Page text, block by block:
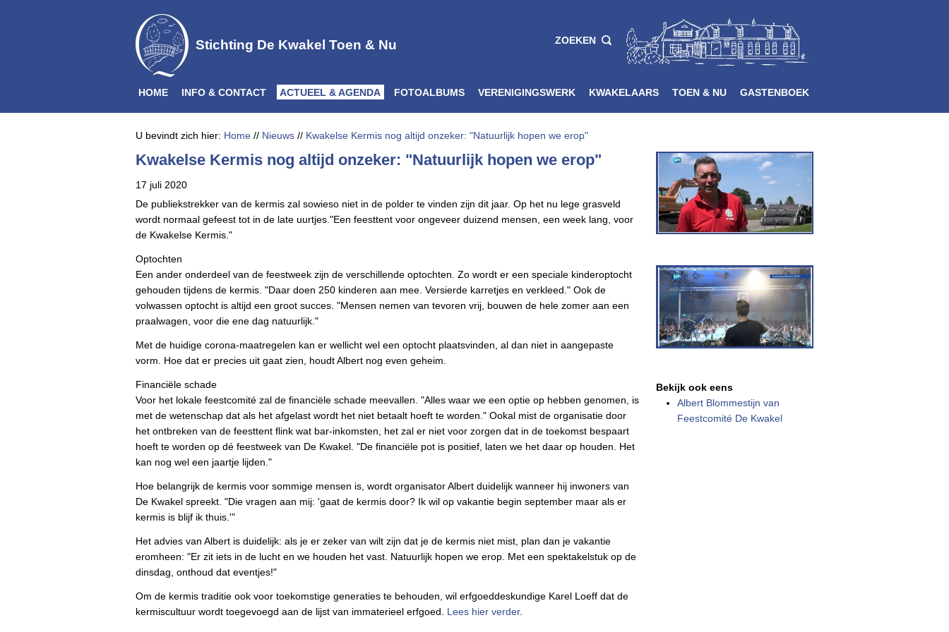
Stichting De Kwakel Toen & Nu ZOEKEN
HOME INFO & CONTACT ACTUEEL & AGENDA FOTOALBUMS VERENIGINGSWERK KWAKELAARS TOEN & NU GASTENBOEK
U bevindt zich hier: Home // Nieuws // Kwakelse Kermis nog altijd onzeker: "Natuurlijk hopen we erop"
Kwakelse Kermis nog altijd onzeker: "Natuurlijk hopen we erop"
17 juli 2020
De publiekstrekker van de kermis zal sowieso niet in de polder te vinden zijn dit jaar. Op het nu lege grasveld
wordt normaal gefeest tot in de late uurtjes."Een feesttent voor ongeveer duizend mensen, een week lang, voor
de Kwakelse Kermis."
Optochten
Een ander onderdeel van de feestweek zijn de verschillende optochten. Zo wordt er een speciale kinderoptocht
gehouden tijdens de kermis. "Daar doen 250 kinderen aan mee. Versierde karretjes en verkleed." Ook de
volwassen optocht is altijd een groot succes. "Mensen nemen van tevoren vrij, bouwen de hele zomer aan een
praalwagen, voor die ene dag natuurlijk."
Met de huidige corona-maatregelen kan er wellicht wel een optocht plaatsvinden, al dan niet in aangepaste
vorm. Hoe dat er precies uit gaat zien, houdt Albert nog even geheim.
Financiële schade
Voor het lokale feestcomité zal de financiële schade meevallen. "Alles waar we een optie op hebben genomen, is
met de wetenschap dat als het afgelast wordt het niet betaalt hoeft te worden." Ookal mist de organisatie door
het ontbreken van de feesttent flink wat bar-inkomsten, het zal er niet voor zorgen dat in de toekomst bespaart
hoeft te worden op dé feestweek van De Kwakel. "De financiële pot is positief, laten we het daar op houden. Het
kan nog wel een jaartje lijden."
Hoe belangrijk de kermis voor sommige mensen is, wordt organisator Albert duidelijk wanneer hij inwoners van
De Kwakel spreekt. "Die vragen aan mij: 'gaat de kermis door? Ik wil op vakantie begin september maar als er
kermis is blijf ik thuis.'"
Het advies van Albert is duidelijk: als je er zeker van wilt zijn dat je de kermis niet mist, plan dan je vakantie
eromheen: "Er zit iets in de lucht en we houden het vast. Natuurlijk hopen we erop. Met een spektakelstuk op de
dinsdag, onthoud dat eventjes!"
Om de kermis traditie ook voor toekomstige generaties te behouden, wil erfgoeddeskundige Karel Loeff dat de
kermiscultuur wordt toegevoegd aan de lijst van immaterieel erfgoed. Lees hier verder.
Bekijk ook eens
Albert Blommestijn van
Feestcomité De Kwakel